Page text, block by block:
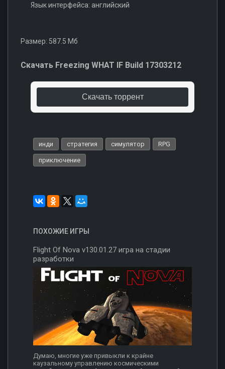
Язык интерфейса: английский
Размер: 587.5 Мб
Скачать Freezing WHAT IF Build 17303212
Скачать торрент
инди стратегия симулятор RPG
приключение
ПОХОЖИЕ ИГРЫ
Flight Of Nova v130.01.27 игра на стадии
разработки
Думаю, многие уже привыкли к крайне
каузальному управлению космическими